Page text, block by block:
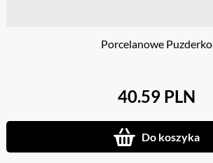
Porcelanowe Puzderko
40.59 PLN
Do koszyka